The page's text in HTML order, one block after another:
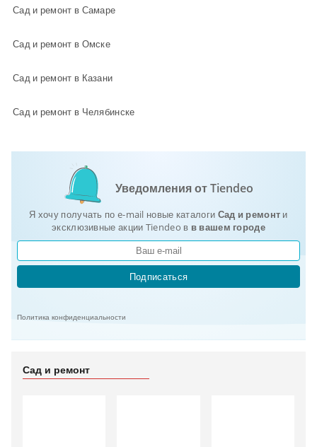
Сад и ремонт в Самаре
Сад и ремонт в Омске
Сад и ремонт в Казани
Сад и ремонт в Челябинске
Уведомления от Tiendeo
Я хочу получать по e-mail новые каталоги Сад и ремонт и
эксклюзивные акции Tiendeo в в вашем городе
Подписаться
Политика конфиденциальности
Сад и ремонт